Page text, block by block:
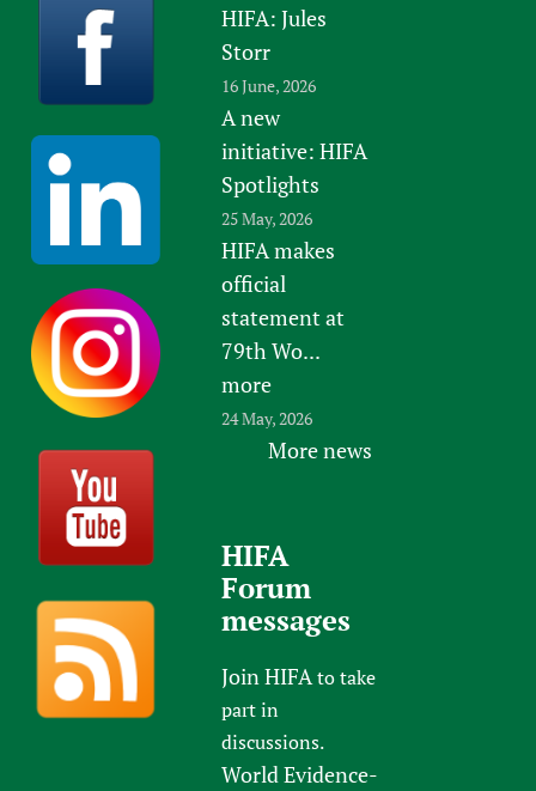
HIFA: Jules
Storr
16 June, 2026
A new
initiative: HIFA
Spotlights
25 May, 2026
HIFA makes
official
statement at
79th Wo...
more
24 May, 2026
More news
HIFA
Forum
messages
Join HIFAto take
part in
discussions.
World Evidence-